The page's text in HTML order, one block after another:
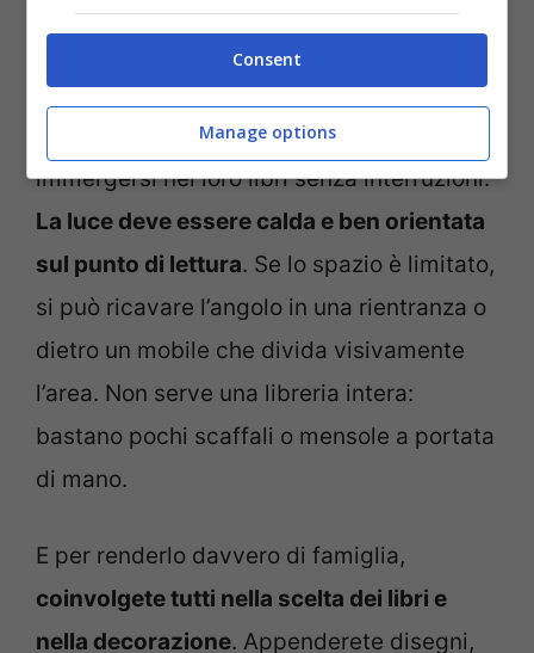
vostro.
Per i bambini, si può creare un piccolo
rifugio con tende o drappi, dove possano
immergersi nei loro libri senza interruzioni.
La luce deve essere calda e ben orientata
sul punto di lettura. Se lo spazio è limitato,
si può ricavare l’angolo in una rientranza o
dietro un mobile che divida visivamente
l’area. Non serve una libreria intera:
bastano pochi scaffali o mensole a portata
di mano.
E per renderlo davvero di famiglia,
coinvolgete tutti nella scelta dei libri e
nella decorazione. Appenderete disegni,
Consent
Manage options